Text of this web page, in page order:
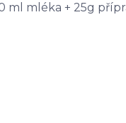
mléka + 25g